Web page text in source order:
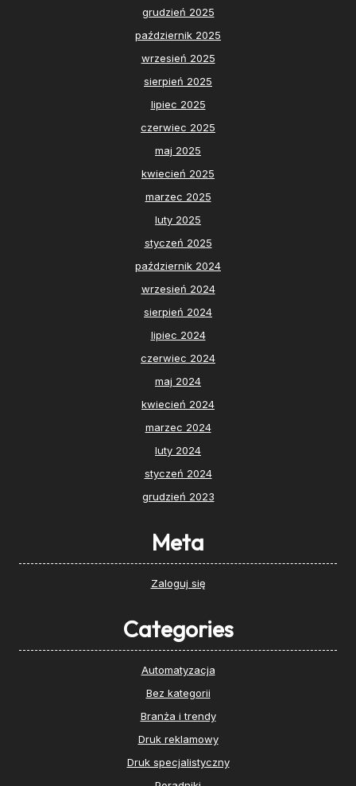
grudzień 2025
październik 2025
wrzesień 2025
sierpień 2025
lipiec 2025
czerwiec 2025
maj 2025
kwiecień 2025
marzec 2025
luty 2025
styczeń 2025
październik 2024
wrzesień 2024
sierpień 2024
lipiec 2024
czerwiec 2024
maj 2024
kwiecień 2024
marzec 2024
luty 2024
styczeń 2024
grudzień 2023
Meta
Zaloguj się
Categories
Automatyzacja
Bez kategorii
Branża i trendy
Druk reklamowy
Druk specjalistyczny